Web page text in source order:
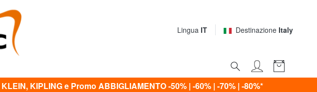
Lingua IT Destinazione Italy
KIPLING e Promo ABBIGLIAMENTO -50% | -60% | -70% | -80%*